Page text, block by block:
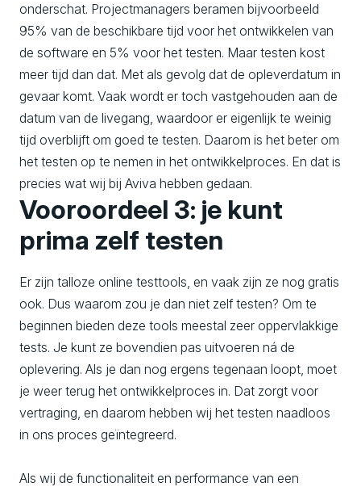
onderschat. Projectmanagers beramen bijvoorbeeld
95% van de beschikbare tijd voor het ontwikkelen van
de software en 5% voor het testen. Maar testen kost
meer tijd dan dat. Met als gevolg dat de opleverdatum in
gevaar komt. Vaak wordt er toch vastgehouden aan de
datum van de livegang, waardoor er eigenlijk te weinig
tijd overblijft om goed te testen. Daarom is het beter om
het testen op te nemen in het ontwikkelproces. En dat is
precies wat wij bij Aviva hebben gedaan.
Vooroordeel 3: je kunt
prima zelf testen
Er zijn talloze online testtools, en vaak zijn ze nog gratis
ook. Dus waarom zou je dan niet zelf testen? Om te
beginnen bieden deze tools meestal zeer oppervlakkige
tests. Je kunt ze bovendien pas uitvoeren ná de
oplevering. Als je dan nog ergens tegenaan loopt, moet
je weer terug het ontwikkelproces in. Dat zorgt voor
vertraging, en daarom hebben wij het testen naadloos
in ons proces geïntegreerd.
Als wij de functionaliteit en performance van een